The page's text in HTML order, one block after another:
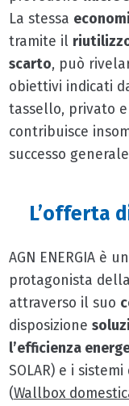
La stessa
tramite il
scarto, può
obiettivi indicati
tassello, privato
contribuisce
successo
L’offerta
AGN ENERGIA è
protagonista della
attraverso il suo
disposizione
l’efficienza
SOLAR) e i sistemi
(Wallbox